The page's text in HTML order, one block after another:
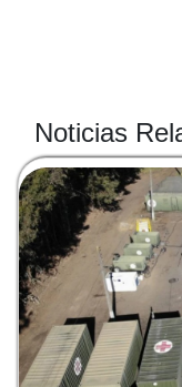
Noticias